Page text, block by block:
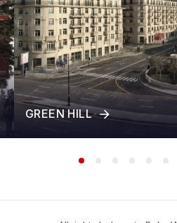
GREEN HILL